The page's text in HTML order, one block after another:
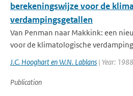
berekeningswijze voor de
verdampingsgetallen
Van Penman naar Makkink: een
voor de klimatologische
J.C. Hooghart en W.N. Lablans | Year:
Publication